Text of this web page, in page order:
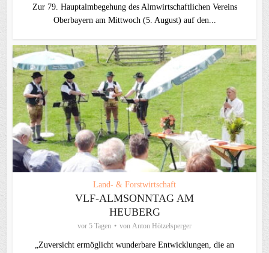
Zur 79. Hauptalmbegehung des Almwirtschaftlichen Vereins
Oberbayern am Mittwoch (5. August) auf den...
Land- & Forstwirtschaft
VLF-ALMSONNTAG AM
HEUBERG
vor 5 Tagen von Anton Hötzelsperger
„Zuversicht ermöglicht wunderbare Entwicklungen, die an